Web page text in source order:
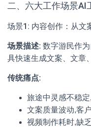
二、六大工作场景AI
场景1: 内容创作：从文
场景描述: 数字游民作
具快速生成文案、文章
传统痛点:
旅途中灵感不稳
文案质量波动,客
视频制作耗时,缺